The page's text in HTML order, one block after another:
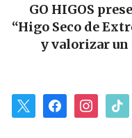
GO HIGOS
“Higo Seco de
y valorizar un
facebookinstagram
tiktok